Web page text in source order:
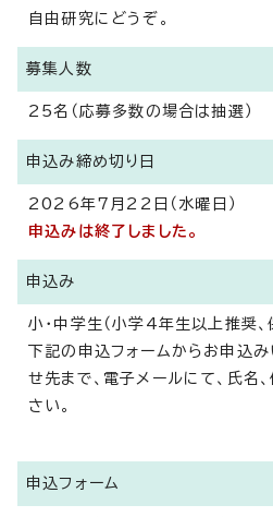
自由研究にどうぞ。
募集人数
25名（応募多数の場合は抽選）
申込み締め切り日
2026年7月22日（水曜日）
申込みは終了しました。
申込み
小・中学生（小学4年生以上推奨、
下記の申込フォームからお申込
せ先まで、電子メールにて、氏名
さい。
申込フォーム